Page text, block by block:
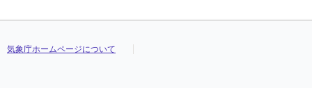
気象庁ホームページについて